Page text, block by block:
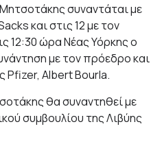
συναντάται με
και στις 12 με τον
12:30 ώρα Νέας Υόρκης ο
με τον πρόεδρο και
Pfizer, Albert Bourla.
θα συναντηθεί με
συμβουλίου της Λιβύης